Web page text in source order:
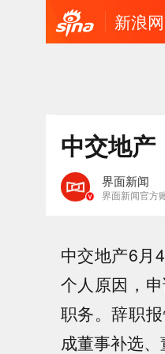
新浪网
中交地产
界面新闻
界面新闻官方
中交地产6月
个人原因，
职务。辞职
成董事补选、